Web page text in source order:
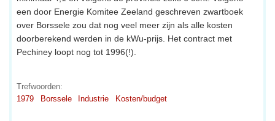
een door Energie Komitee Zeeland geschreven zwartboek
over Borssele zou dat nog veel meer zijn als alle kosten
doorberekend werden in de kWu-prijs. Het contract met
Pechiney loopt nog tot 1996(!).
Trefwoorden:
1979
Borssele Industrie Kosten/budget